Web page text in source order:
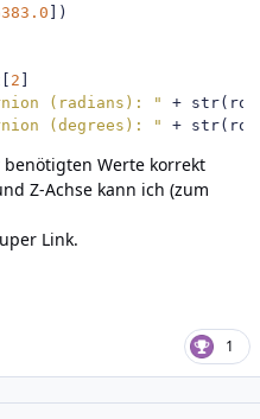
])
2
(radians): " + str(
(degrees): " + str(
Werte korrekt
Z-Achse kann ich (zum
Link.
1